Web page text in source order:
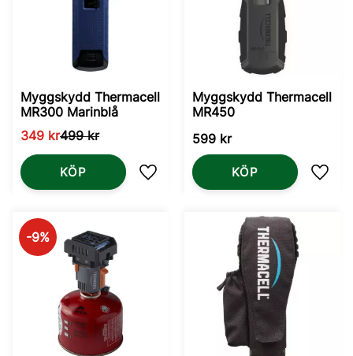
Myggskydd Thermacell
MR300 Marinblå
349 kr499kr
Lägg till i favoriter
KÖP
Myggskydd Thermacell
MR450
599 kr
KÖP
9%